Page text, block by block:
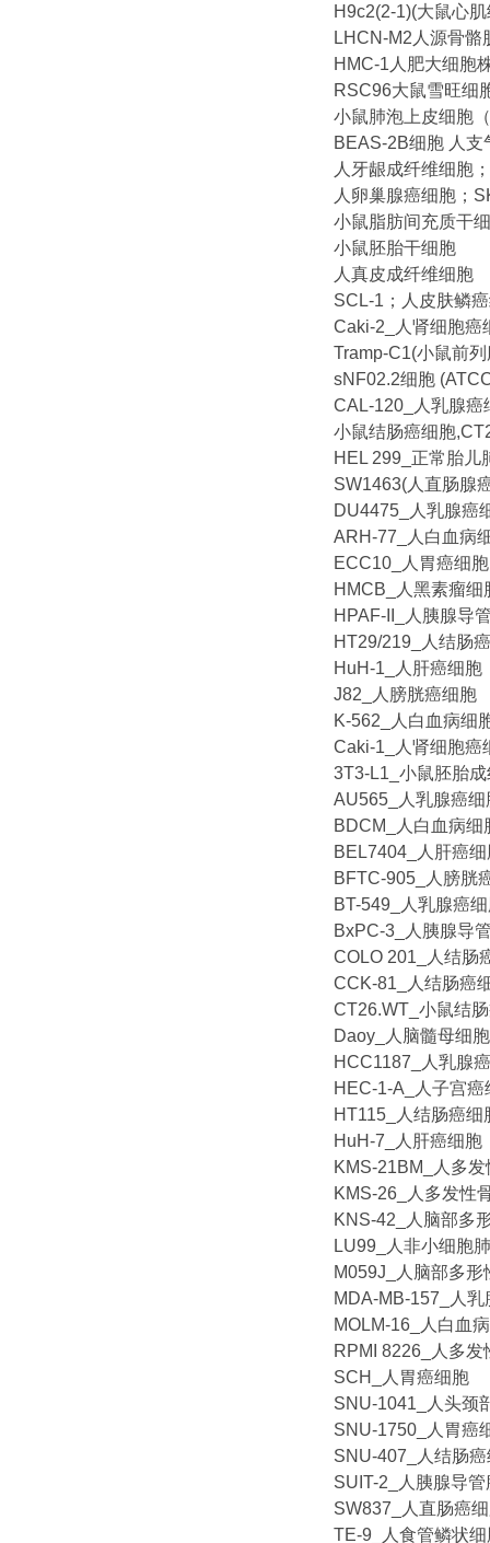
H9c2(2-1)(大鼠心
LHCN-M2人源骨骼
HMC-1人肥大细胞
RSC96大鼠雪旺细
小鼠肺泡上皮细胞
BEAS-2B细胞 人支
人牙龈成纤维细胞
人卵巢腺癌细胞；
小鼠脂肪间充质干
小鼠胚胎干细胞
人真皮成纤维细胞
SCL-1；人皮肤鳞
Caki-2_人肾细胞癌
Tramp-C1(小鼠前
sNF02.2细胞
CAL-120_人乳腺癌
小鼠结肠癌细胞
HEL 299_正常胎儿
SW1463(人直肠腺
DU4475_人乳腺癌
ARH-77_人白血病
ECC10_人胃癌细胞
HMCB_人黑素瘤细
HPAF-II_人胰腺导
HT29/219_人结肠
HuH-1_人肝癌细胞
J82_人膀胱癌细胞
K-562_人白血病细
Caki-1_人肾细胞癌
3T3-L1_小鼠胚胎
AU565_人乳腺癌细
BDCM_人白血病细
BEL7404_人肝癌细
BFTC-905_人膀胱
BT-549_人乳腺癌
BxPC-3_人胰腺导
COLO 201_人结肠
CCK-81_人结肠癌
CT26.WT_小鼠结
Daoy_人脑髓母细
HCC1187_人乳腺
HEC-1-A_人子宫癌
HT115_人结肠癌细
HuH-7_人肝癌细胞
KMS-21BM_人多
KMS-26_人多发性
KNS-42_人脑部多
LU99_人非小细胞
M059J_人脑部多
MDA-MB-157_人乳
MOLM-16_人白血
RPMI 8226_人多发
SCH_人胃癌细胞
SNU-1041_人头颈
SNU-1750_人胃癌
SNU-407_人结肠
SUIT-2_人胰腺导
SW837_人直肠癌
TE-9_人食管鳞状